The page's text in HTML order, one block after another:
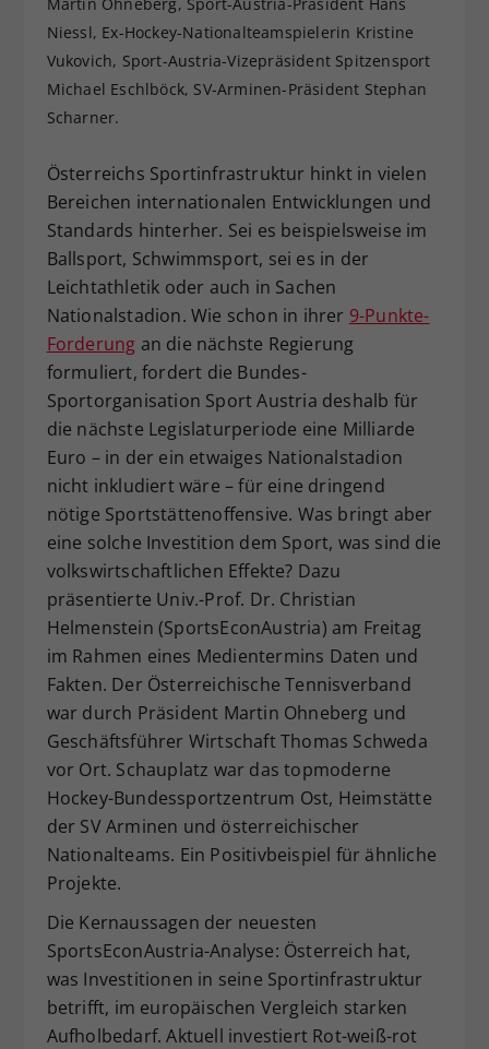
Niessl, Ex-Hockey-Nationalteamspielerin Kristine
Vukovich, Sport-Austria-Vizepräsident Spitzensport
Michael Eschlböck, SV-Arminen-Präsident Stephan
Scharner.
Österreichs Sportinfrastruktur hinkt in vielen
Bereichen internationalen Entwicklungen und
Standards hinterher. Sei es beispielsweise im
Ballsport, Schwimmsport, sei es in der
Leichtathletik oder auch in Sachen
Nationalstadion. Wie schon in ihrer 9-Punkte-
Forderung an die nächste Regierung
formuliert, fordert die Bundes-
Sportorganisation Sport Austria deshalb für
die nächste Legislaturperiode eine Milliarde
Euro – in der ein etwaiges Nationalstadion
nicht inkludiert wäre – für eine dringend
nötige Sportstättenoffensive. Was bringt aber
eine solche Investition dem Sport, was sind die
volkswirtschaftlichen Effekte? Dazu
präsentierte Univ.-Prof. Dr. Christian
Helmenstein (SportsEconAustria) am Freitag
im Rahmen eines Medientermins Daten und
Fakten. Der Österreichische Tennisverband
war durch Präsident Martin Ohneberg und
Geschäftsführer Wirtschaft Thomas Schweda
vor Ort. Schauplatz war das topmoderne
Hockey-Bundessportzentrum Ost, Heimstätte
der SV Arminen und österreichischer
Nationalteams. Ein Positivbeispiel für ähnliche
Projekte.
Die Kernaussagen der neuesten
SportsEconAustria-Analyse: Österreich hat,
was Investitionen in seine Sportinfrastruktur
betrifft, im europäischen Vergleich starken
Aufholbedarf. Aktuell investiert Rot-weiß-rot
Zweck
Dieser Wert speichert Ihre Consent-
Einstellungen. Unter anderem eine
zufällig generierte ID, für die
historische Speicherung Ihrer
hat.